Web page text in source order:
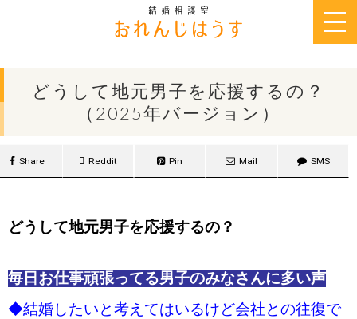
どうして地元男子を応援するの？
（2025年バージョン）
Share Reddit Pin Mail SMS
どうして地元男子を応援するの？
毎日お仕事頑張ってる男子のみなさんに多い声
◆結婚したいと考えてはいるけど会社との往復で